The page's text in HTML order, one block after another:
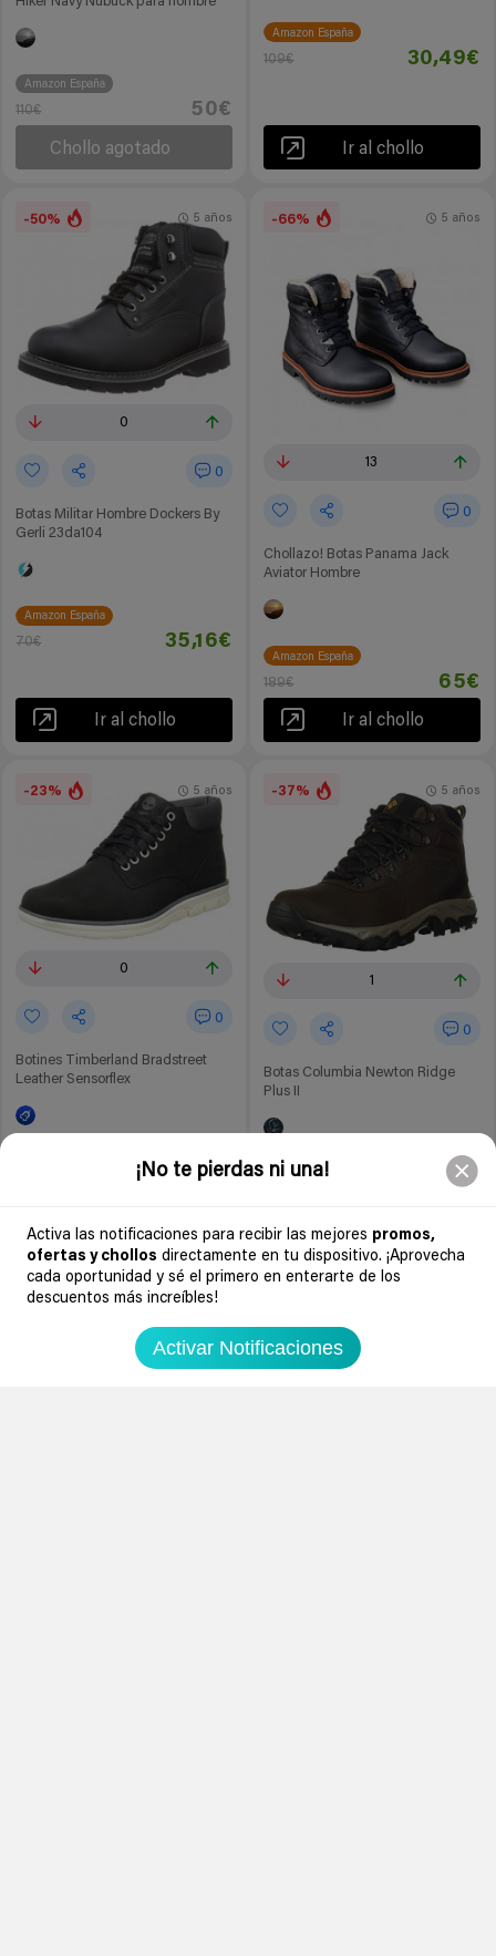
¡No te pierdas ni una!
Activa las notificaciones para recibir las mejores promos,
ofertas y chollos directamente en tu dispositivo. ¡Aprovecha
cada oportunidad y sé el primero en enterarte de los
descuentos más increíbles!
Activar Notificaciones
Amazon España
110€ 50€
Chollo agotado
Amazon España
109€ 30,49€
Ir al chollo
-50%
0
0
Botas Militar Hombre Dockers By
Gerli 23da104
5 años
Amazon España
70€ 35,16€
Ir al chollo
-66%
13
0
Chollazo! Botas Panama Jack
Aviator Hombre
5 años
Amazon España
189€ 65€
Ir al chollo
-23%
0
0
Botines Timberland Bradstreet
Leather Sensorflex
5 años
Ir al chollo
-37%
1
0
Botas Columbia Newton Ridge
Plus II
5 años
Amazon España
Ir al chollo
nuestra web. Por ejemplo, en calidad de Afiliado de Amazon, se obtienen
ingresos por compras adscritas que cumplen requisitos aplicables. Esto no
determina que chollos se publican.